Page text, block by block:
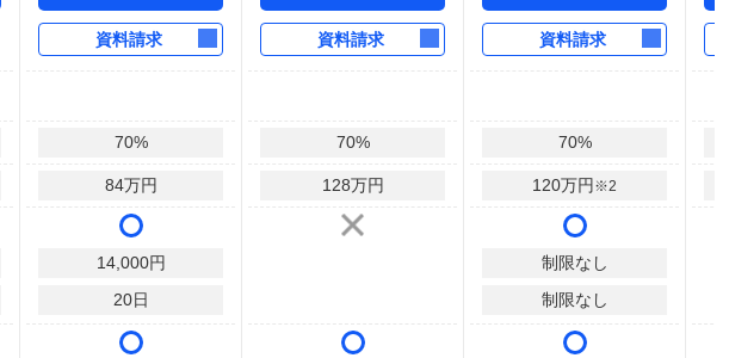
資料請求
70%
84万円
14,000円
20日
資料請求
70%
128万円
資料請求
70%
120万円 ※2
制限なし
制限なし